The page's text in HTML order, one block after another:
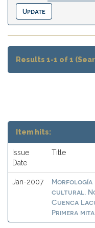
Results 1-1 of 1
Item hits:
Issue
Date
Title
Jan-2007
Morfología
cultural.
Cuenca
Primera